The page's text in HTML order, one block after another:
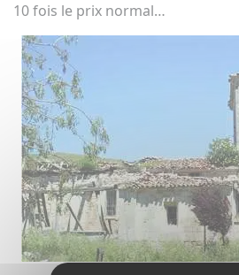
10 fois le prix normal…